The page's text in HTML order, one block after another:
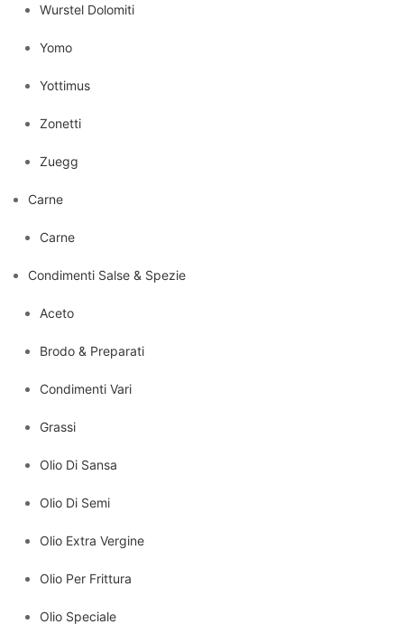
Wurstel Dolomiti
Yomo
Yottimus
Zonetti
Zuegg
Carne
Carne
Condimenti Salse & Spezie
Aceto
Brodo & Preparati
Condimenti Vari
Grassi
Olio Di Sansa
Olio Di Semi
Olio Extra Vergine
Olio Per Frittura
Olio Speciale